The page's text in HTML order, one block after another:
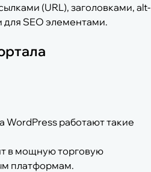
(URL), заголовками, alt-
SEO элементами.
WordPress работают такие
в мощную торговую
платформам.